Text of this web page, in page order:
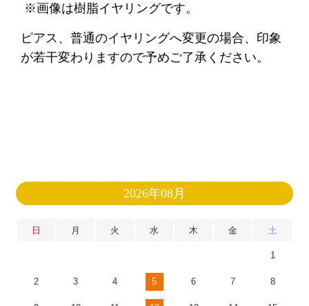
※画像は樹脂イヤリングです。
ピアス、普通のイヤリングへ変更の場合、印象
が若干変わりますので予めご了承ください。
2026年08月
日 月 火 水 木 金 土
1
2 3 4 5 6 7 8